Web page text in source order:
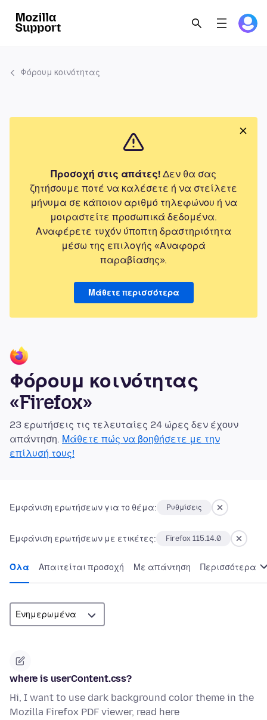
Φόρουμ κοινότητας
Προσοχή στις απάτες! Δεν θα σας
ζητήσουμε ποτέ να καλέσετε ή να στείλετε
μήνυμα σε κάποιον αριθμό τηλεφώνου ή να
μοιραστείτε προσωπικά δεδομένα.
Αναφέρετε τυχόν ύποπτη δραστηριότητα
μέσω της επιλογής «Αναφορά
παραβίασης».
Μάθετε περισσότερα
Φόρουμ κοινότητας
«Firefox»
23 ερωτήσεις τις τελευταίες 24 ώρες δεν έχουν
απάντηση. Μάθετε πώς να βοηθήσετε με την
επίλυσή τους!
Εμφάνιση ερωτήσεων για το θέμα: Ρυθμίσεις
Εμφάνιση ερωτήσεων με ετικέτες: Firefox 115.14.0
Όλα Απαιτείται προσοχή Με απάντηση Περισσότερα
where is userContent.css?
Hi, I want to use dark background color theme in the
Mozilla Firefox PDF viewer, read here